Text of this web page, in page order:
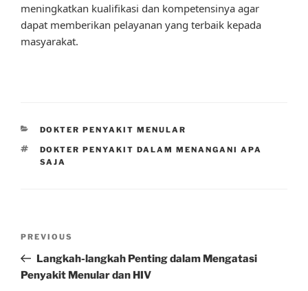
meningkatkan kualifikasi dan kompetensinya agar
dapat memberikan pelayanan yang terbaik kepada
masyarakat.
CATEGORIES
DOKTER PENYAKIT MENULAR
TAGS
DOKTER PENYAKIT DALAM MENANGANI APA
SAJA
Previous
Post
PREVIOUS
Langkah-langkah Penting dalam Mengatasi
Penyakit Menular dan HIV